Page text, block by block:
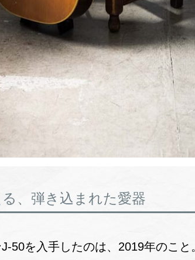
、弾き込まれた愛器
50を入手したのは、2019年のこ